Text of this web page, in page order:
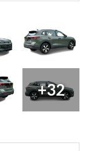
+32